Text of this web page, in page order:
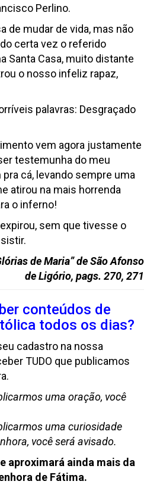
Perlino.
de mudar de vida, mas não
certa vez o referido
Santa Casa, muito distante
o nosso infeliz rapaz,
palavras: Desgraçado
vem agora justamente
testemunha do meu
cá, levando sempre uma
atirou na mais horrenda
o inferno!
sem que tivesse o
de Maria” de São Afonso
de Ligório, pags. 270, 271
conteúdos de
todos os dias?
cadastro na nossa
TUDO que publicamos
uma oração, você
uma curiosidade
você será avisado.
aproximará ainda mais da
de Fátima.